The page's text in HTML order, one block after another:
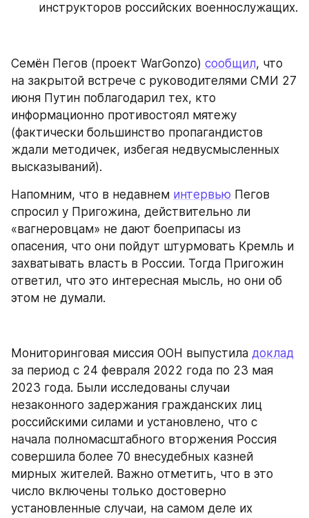
инструкторов российских военнослужащих.
Семён Пегов (проект WarGonzo) сообщил, что
на закрытой встрече с руководителями СМИ 27
июня Путин поблагодарил тех, кто
информационно противостоял мятежу
(фактически большинство пропагандистов
ждали методичек, избегая недвусмысленных
высказываний).
Напомним, что в недавнем интервью Пегов
спросил у Пригожина, действительно ли
«вагнеровцам» не дают боеприпасы из
опасения, что они пойдут штурмовать Кремль и
захватывать власть в России. Тогда Пригожин
ответил, что это интересная мысль, но они об
этом не думали.
Мониторинговая миссия ООН выпустила доклад
за период с 24 февраля 2022 года по 23 мая
2023 года. Были исследованы случаи
незаконного задержания гражданских лиц
российскими силами и установлено, что с
начала полномасштабного вторжения Россия
совершила более 70 внесудебных казней
мирных жителей. Важно отметить, что в это
число включены только достоверно
установленные случаи, на самом деле их